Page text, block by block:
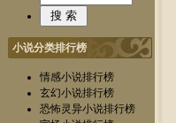
小说分类排行榜
情感小说排行榜
玄幻小说排行榜
恐怖灵异小说排行榜